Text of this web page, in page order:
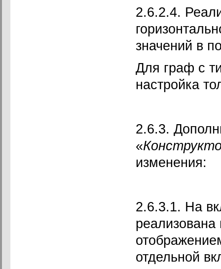
2.6.2.4.
значений в
Для граф с
настройка
2.6.3.
«
изменения:
2.6.3.1. На
реализована
отдельной